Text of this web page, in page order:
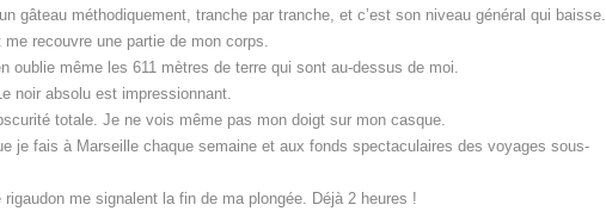
gâteau méthodiquement, tranche par tranche, et c’est son niveau général qui baisse.
recouvre une partie de mon corps.
oublie même les 611 mètres de terre qui sont au-dessus de moi.
noir absolu est impressionnant.
totale. Je ne vois même pas mon doigt sur mon casque.
je fais à Marseille chaque semaine et aux fonds spectaculaires des voyages sous-
me signalent la fin de ma plongée. Déjà 2 heures !